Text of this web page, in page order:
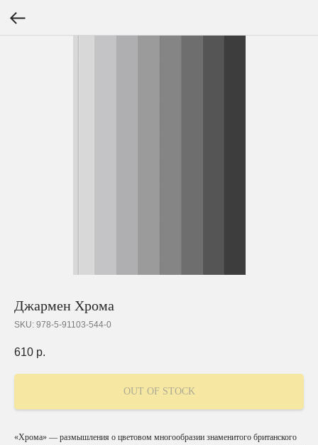
Джармен Хрома
SKU: 978-5-91103-544-0
610 р.
OUT OF STOCK
«Хрома» — размышления о цветовом многообразии знаменитого британского